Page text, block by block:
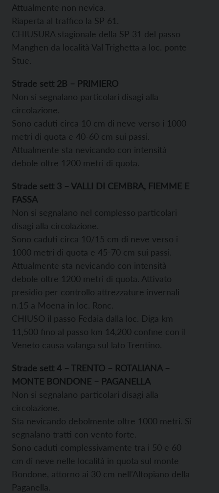
Attualmente non nevica.
Riaperta al traffico la SP 61.
CHIUSURA stagionale della SP 31 del passo
Manghen da località Val Trighetta a loc. ponte
Stue.
Strade sett 2B – PRIMIERO
Non si segnalano particolari disagi alla
circolazione.
Sono caduti circa 10 cm di neve verso i 1000
metri di quota e 40-60 cm sui passi.
Attualmente sta nevicando con intensità
debole oltre 1200 metri di quota.
Strade sett 3 – VALLI DI CEMBRA, FIEMME E
FASSA
Non si segnalano nel complesso particolari
disagi alla circolazione.
Sono caduti circa 10/15 cm di neve verso i
1000 metri di quota e 45-70 cm sui passi.
Attualmente sta nevicando con intensità
debole oltre 1200 metri di quota. Attivato
presidio per controllo attrezzature invernali
n.15 a Moena in loc. Ronc.
CHIUSO il passo Fedaia dalla loc. Diga km
11,500 fino al passo km 14,200 confine con il
Veneto causa valanga sul lato Trentino.
Strade sett 4 – TRENTO – ROTALIANA –
MONTE BONDONE – PAGANELLA
Non si segnalano particolari disagi alla
circolazione.
Sta nevicando debolmente oltre 1000 metri. Si
segnalano tratti con vento forte.
Sono caduti complessivamente tra i 50 e 60
cm di neve nelle località in quota sul monte
Bondone, attorno ai 30 cm nell’Altopiano della
Paganella.